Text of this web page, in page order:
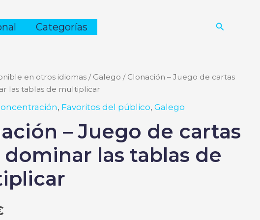
Categorías Buscar
en otros idiomas / Galego / Clonación – Juego de cartas
las tablas de multiplicar
, Favoritos del público,Galego
– Juego de cartas
dominar las tablas de